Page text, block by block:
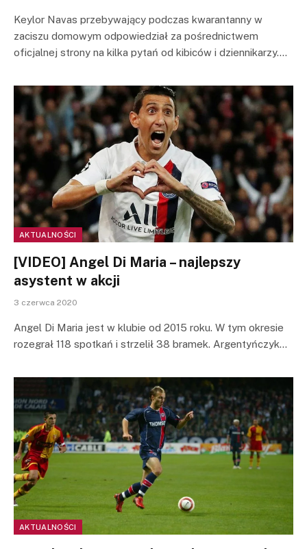
Keylor Navas przebywający podczas kwarantanny w
zaciszu domowym odpowiedział za pośrednictwem
oficjalnej strony na kilka pytań od kibiców i dziennikarzy.…
AKTUALNOŚCI
[VIDEO] Angel Di Maria – najlepszy
asystent w akcji
3 czerwca 2020
Angel Di Maria jest w klubie od 2015 roku. W tym okresie
rozegrał 118 spotkań i strzelił 38 bramek. Argentyńczyk…
AKTUALNOŚCI